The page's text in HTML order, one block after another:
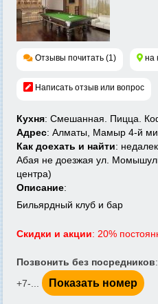
Отзывы почитать (1) на
Написать отзыв или вопрос
Кухня: Смешанная. Пицца.
Адрес: Алматы, Мамыр 4-й
Как доехать и найти:
Абая не доезжая ул.
центра)
Описание:
Бильярдный клуб и бар
Скидки и акции: 20%
Позвонить без посредников:
+7-...
Показать номер